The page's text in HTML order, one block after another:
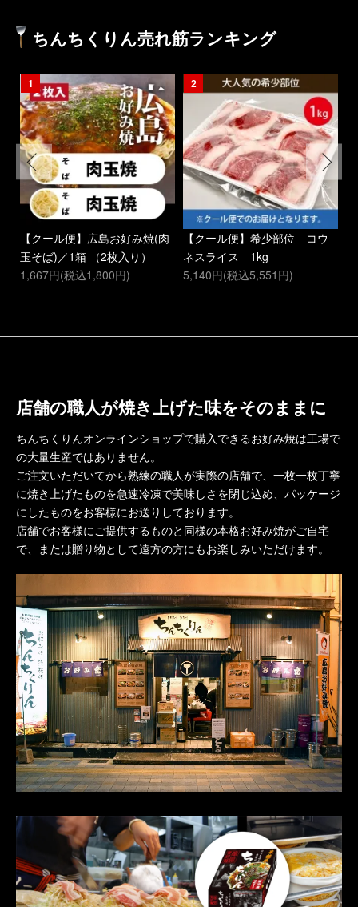
ちんちくりん売れ筋ランキング
1
【クール便】広島お好み焼(肉
玉そば)／1箱 （2枚入り）
1,667円(税込1,800円)
2
【クール便】希少部位 コウ
ネスライス 1kg
5,140円(税込5,551円)
店舗の職人が焼き上げた味をそのままに
ちんちくりんオンラインショップで購入できるお好み焼は工場で
の大量生産ではありません。
ご注文いただいてから熟練の職人が実際の店舗で、一枚一枚丁寧
に焼き上げたものを急速冷凍で美味しさを閉じ込め、パッケージ
にしたものをお客様にお送りしております。
店舗でお客様にご提供するものと同様の本格お好み焼がご自宅
で、または贈り物として遠方の方にもお楽しみいただけます。